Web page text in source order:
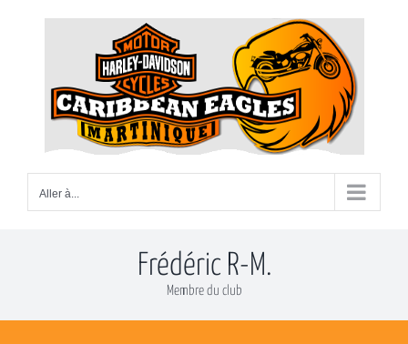
Aller à...
Frédéric R-M.
Membre du club